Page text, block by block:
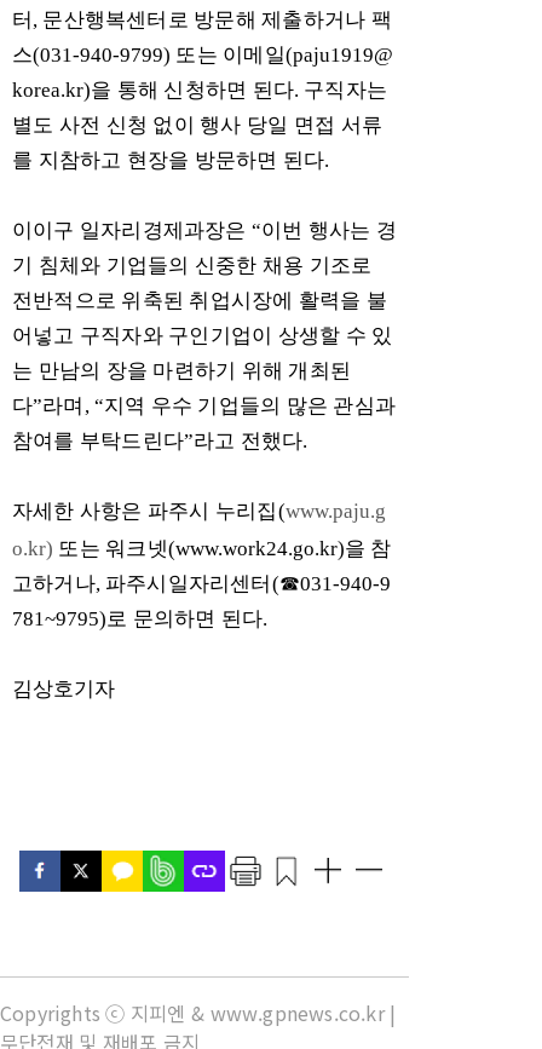
터 , 문산행복센터로 방문해 제출하거나 팩
스(031-940-9799) 또는 이메일(paju1919@
korea.kr)을 통해 신청하면 된다. 구직자는
별도 사전 신청 없이 행사 당일 면접 서류
를 지참하고 현장을 방문하면 된다.
이이구 일자리경제과장은 “이번 행사는 경
기 침체와 기업들의 신중한 채용 기조로
전반적으로 위축된 취업시장에 활력을 불
어넣고 구직자와 구인기업이 상생할 수 있
는 만남의 장을 마련하기 위해 개최된
다”라며 , “지역 우수 기업들의 많은 관심과
참여를 부탁드린다”라고 전했다.
자세한 사항은 파주시 누리집(www.paju.g
o.kr) 또는 워크넷(www.work24.go.kr)을 참
고하거나, 파주시일자리센터 (☎031-940-9
781~9795)로 문의하면 된다.
김상호기자
Copyrights ⓒ 지피엔 & www.gpnews.co.kr |
무단전재 및 재배포 금지